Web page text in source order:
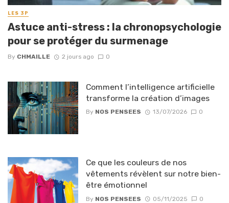
LES 3P
Astuce anti-stress : la chronopsychologie
pour se protéger du surmenage
By CHMAILLE 2 jours ago 0
Comment l’intelligence artificielle
transforme la création d’images
By NOS PENSEES 13/07/2026 0
Ce que les couleurs de nos
vêtements révèlent sur notre bien-
être émotionnel
By NOS PENSEES 05/11/2025 0